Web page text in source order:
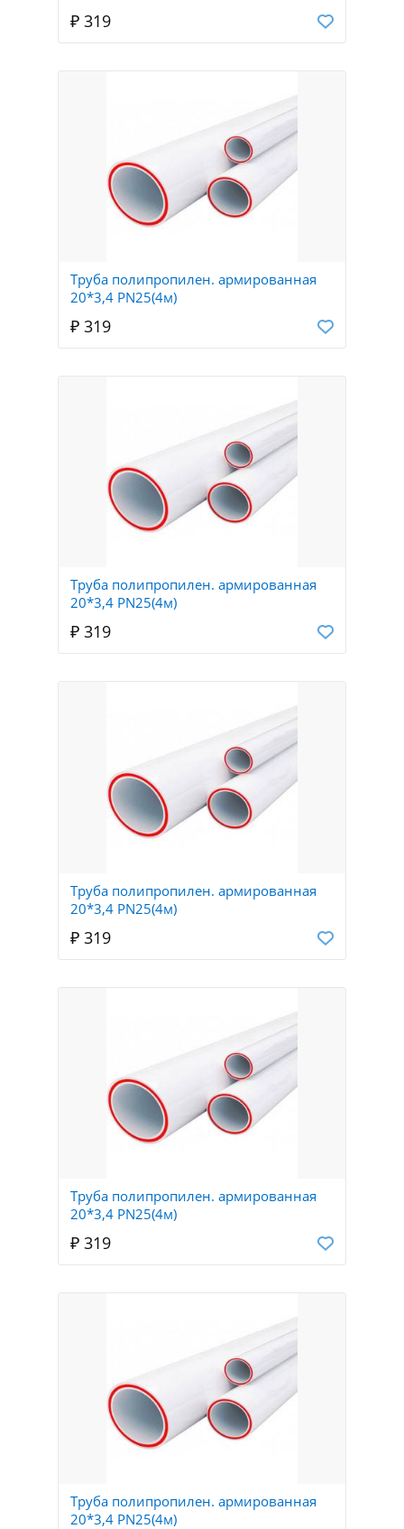
₽ 319
Труба полипропилен. армированная
20*3,4 PN25(4м)
₽ 319
Труба полипропилен. армированная
20*3,4 PN25(4м)
₽ 319
Труба полипропилен. армированная
20*3,4 PN25(4м)
₽ 319
Труба полипропилен. армированная
20*3,4 PN25(4м)
₽ 319
Труба полипропилен. армированная
20*3,4 PN25(4м)